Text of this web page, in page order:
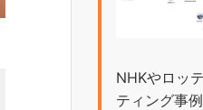
NHKやロッ
ティング事